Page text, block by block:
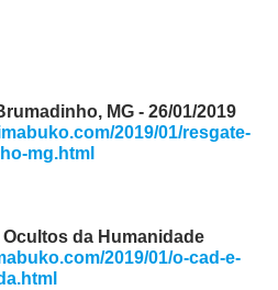
MG - 26/01/2019
2019/01/resgate-
mg.html
da Humanidade
2019/01/o-cad-e-